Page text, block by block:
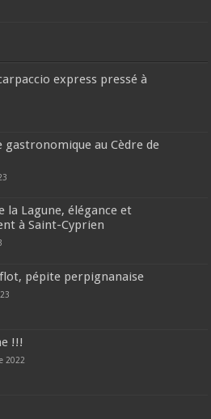
express pressé à
gastronomique au Cèdre de
la Lagune, élégance et
à Saint-Cyprien
pépite perpignanaise
!!!
2022